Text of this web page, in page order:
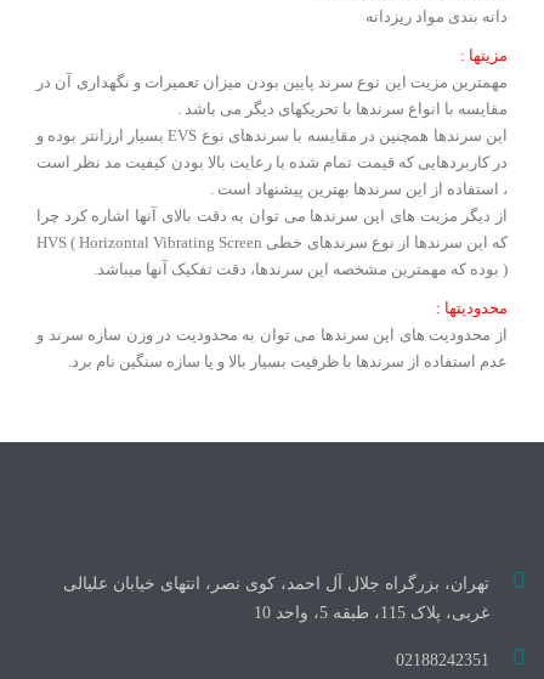
دانه بندی مواد ریزدانه
مزیتها :
مهمترین مزیت این نوع سرند پایین بودن میزان تعمیرات و نگهداری آن در
مقایسه با انواع سرندها با تحریکهای دیگر می باشد .
این سرندها همچنین در مقایسه با سرندهای نوع EVS بسیار ارزانتر بوده و
در کاربردهایی که قیمت تمام شده با رعایت بالا بودن کیفیت مد نظر است
، استفاده از این سرندها بهترین پیشنهاد است .
از دیگر مزیت های این سرندها می توان به دقت بالای آنها اشاره کرد چرا
که این سرندها از نوع سرندهای خطی HVS ( Horizontal Vibrating Screen
) بوده که مهمترین مشخصه این سرندها، دقت تفکیک آنها میباشد.
محدودیتها :
از محدودیت های این سرندها می توان به محدودیت در وزن سازه سرند و
عدم استفاده از سرندها با ظرفیت بسیار بالا و یا سازه سنگین نام برد.
تهران، بزرگراه جلال آل احمد، کوی نصر، انتهای خیابان علیالی
غربی، پلاک 115، طبقه 5، واحد 10
02188242351